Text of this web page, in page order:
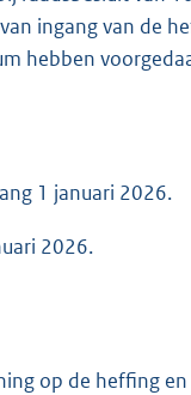
ingang van de
hebben
1 januari 2026.
2026.
op de heffing